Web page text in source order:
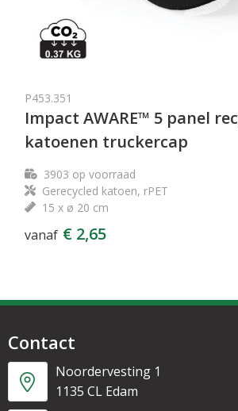
P453.351
Impact AWARE™ 5 panel
katoenen truckercap
3903 op voorraad
Gerecycled katoen, rPET
15 x ø 20 cm
vanaf € 2,65
Contact
Noordervesting 1
1135 CL Edam